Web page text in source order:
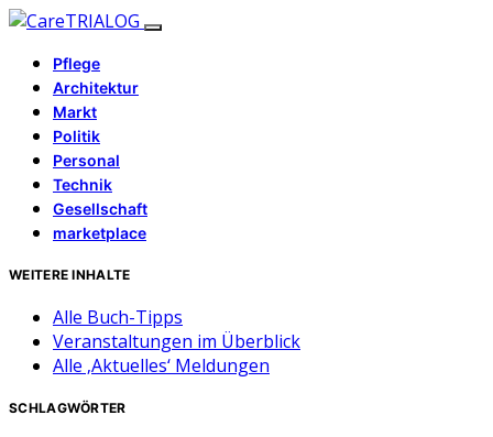
Pflege
Architektur
Markt
Politik
Personal
Technik
Gesellschaft
marketplace
WEITERE INHALTE
Alle Buch-Tipps
Veranstaltungen im Überblick
Alle ‚Aktuelles‘ Meldungen
SCHLAGWÖRTER